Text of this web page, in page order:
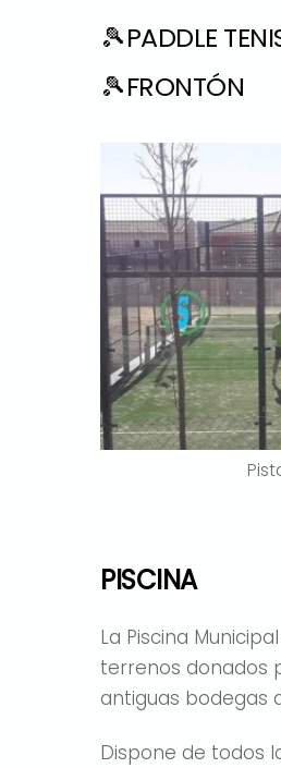
🎾PADDLE
🎾FRONTÓN
PISCINA
La Piscina
terrenos donados
antiguas bodegas
Dispone de todos